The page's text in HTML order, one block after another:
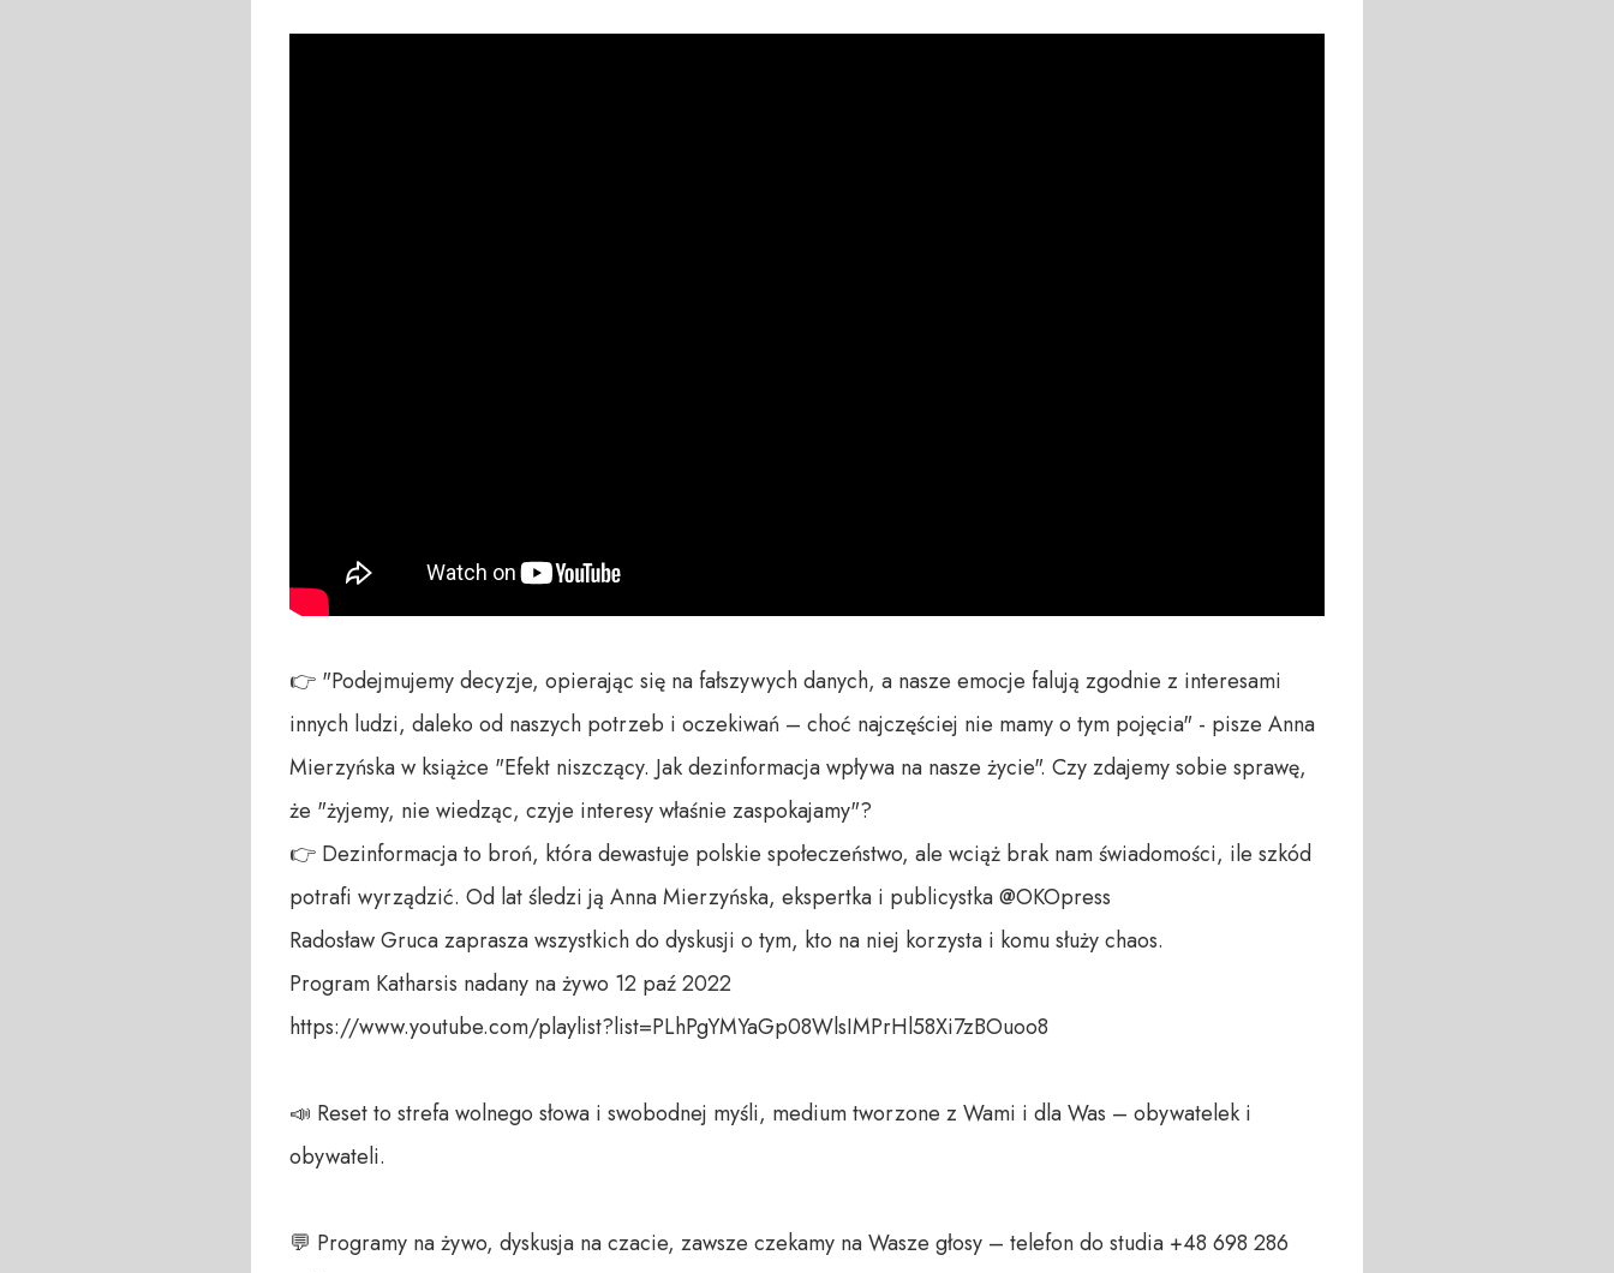
👉 "Podejmujemy decyzje, opierając się na fałszywych danych, a nasze emocje falują zgodnie z interesami
innych ludzi, daleko od naszych potrzeb i oczekiwań – choć najczęściej nie mamy o tym pojęcia" - pisze Anna
Mierzyńska w książce "Efekt niszczący. Jak dezinformacja wpływa na nasze życie". Czy zdajemy sobie sprawę,
że "żyjemy, nie wiedząc, czyje interesy właśnie zaspokajamy"?
👉 Dezinformacja to broń, która dewastuje polskie społeczeństwo, ale wciąż brak nam świadomości, ile szkód
potrafi wyrządzić. Od lat śledzi ją Anna Mierzyńska, ekspertka i publicystka @OKOpress
Radosław Gruca zaprasza wszystkich do dyskusji o tym, kto na niej korzysta i komu służy chaos.
Program Katharsis nadany na żywo 12 paź 2022
https://www.youtube.com/playlist?list=PLhPgYMYaGp08WlsIMPrHl58Xi7zBOuoo8
📣 Reset to strefa wolnego słowa i swobodnej myśli, medium tworzone z Wami i dla Was – obywatelek i
obywateli.
💬 Programy na żywo, dyskusja na czacie, zawsze czekamy na Wasze głosy – telefon do studia +48 698 286